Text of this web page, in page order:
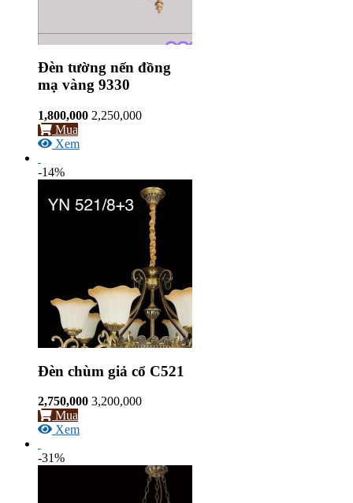
Đèn tường nến đồng
mạ vàng 9330
1,800,000 2,250,000
Mua
Xem
-14%
Đèn chùm giả cổ C521
2,750,000 3,200,000
Mua
Xem
-31%